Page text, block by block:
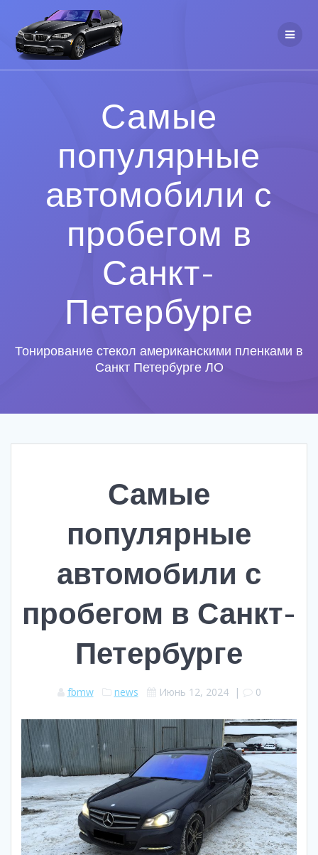
Самые
популярные
автомобили с
пробегом в
Санкт-
Петербурге
Тонирование стекол американскими пленками в
Санкт Петербурге ЛО
Самые
популярные
автомобили с
пробегом в Санкт-
Петербурге
fbmw news Июнь 12, 2024| 0